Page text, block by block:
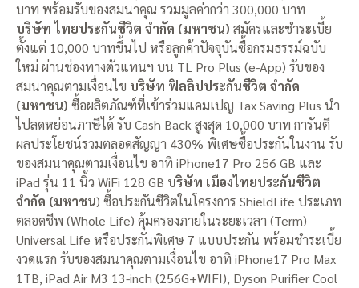
บาท พร้อมรับของสมนาคุณ รวมมูลค่ากว่า 300,000 บาท
บริษัท ไทยประกันชีวิต จำกัด (มหาชน) สมัครและชำระเบี้ย
ตั้งแต่ 10,000 บาทขึ้นไป หรือลูกค้าปัจจุบันซื้อกรมธรรม์ฉบับ
ใหม่ ผ่านช่องทางตัวแทนฯ บน TL Pro Plus (e-App) รับของ
สมนาคุณตามเงื่อนไข บริษัท ฟิลลิปประกันชีวิต จำกัด
(มหาชน) ซื้อผลิตภัณฑ์ที่เข้าร่วมแคมเปญ Tax Saving Plus นำ
ไปลดหย่อนภาษีได้ รับ Cash Back สูงสุด 10,000 บาท การันตี
ผลประโยชน์รวมตลอดสัญญา 430% พิเศษซื้อประกันในงาน รับ
ของสมนาคุณตามเงื่อนไข อาทิ iPhone17 Pro 256 GB และ
iPad รุ่น 11 นิ้ว WiFi 128 GB บริษัท เมืองไทยประกันชีวิต
จำกัด (มหาชน) ซื้อประกันชีวิตในโครงการ ShieldLife ประเภท
ตลอดชีพ (Whole Life) คุ้มครองภายในระยะเวลา (Term)
Universal Life หรือประกันพิเศษ 7 แบบประกัน พร้อมชำระเบี้ย
งวดแรก รับของสมนาคุณตามเงื่อนไข อาทิ iPhone17 Pro Max
1TB, iPad Air M3 13-inch (256G+WIFI), Dyson Purifier Cool